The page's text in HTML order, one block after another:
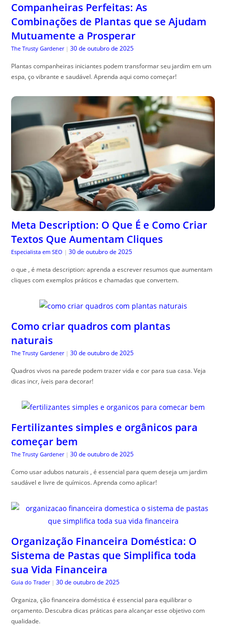
Companheiras Perfeitas: As
Combinações de Plantas que se Ajudam
Mutuamente a Prosperar
The Trusty Gardener | 30 de outubro de 2025
Plantas companheiras iniciantes podem transformar seu jardim em um
espa, ço vibrante e saudável. Aprenda aqui como começar!
Meta Description: O Que É e Como Criar
Textos Que Aumentam Cliques
Especialista em SEO | 30 de outubro de 2025
o que , é meta description: aprenda a escrever resumos que aumentam
cliques com exemplos práticos e chamadas que convertem.
Como criar quadros com plantas
naturais
The Trusty Gardener | 30 de outubro de 2025
Quadros vivos na parede podem trazer vida e cor para sua casa. Veja
dicas incr, íveis para decorar!
Fertilizantes simples e orgânicos para
começar bem
The Trusty Gardener | 30 de outubro de 2025
Como usar adubos naturais , é essencial para quem deseja um jardim
saudável e livre de químicos. Aprenda como aplicar!
Organização Financeira Doméstica: O
Sistema de Pastas que Simplifica toda
sua Vida Financeira
Guia do Trader | 30 de outubro de 2025
Organiza, ção financeira doméstica é essencial para equilibrar o
orçamento. Descubra dicas práticas para alcançar esse objetivo com
qualidade.